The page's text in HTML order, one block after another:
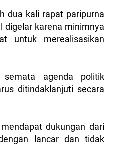
dua kali rapat paripurna
digelar karena minimnya
untuk merealisasikan
semata agenda politik
ditindaklanjuti secara
dukungan dari
lancar dan tidak